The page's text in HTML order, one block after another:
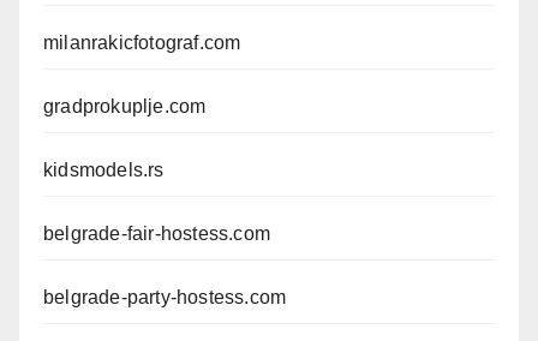
milanrakicfotograf.com
gradprokuplje.com
kidsmodels.rs
belgrade-fair-hostess.com
belgrade-party-hostess.com